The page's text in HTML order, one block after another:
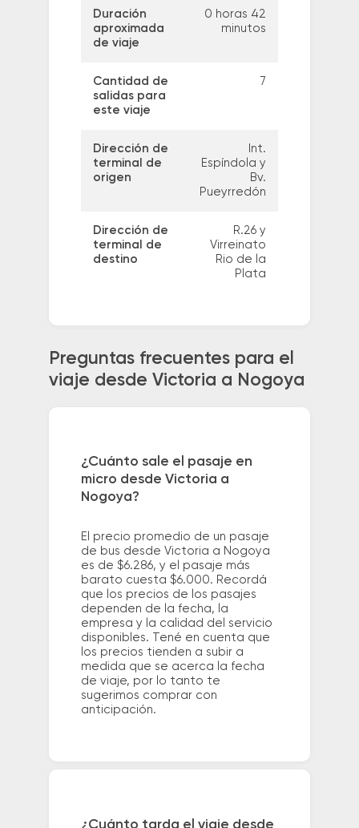
Duración
aproximada
de viaje
0 horas 42
minutos
Cantidad de
salidas para
este viaje
7
Dirección de
terminal de
origen
Int.
Espíndola y
Bv.
Pueyrredón
Dirección de
terminal de
destino
R.26 y
Virreinato
Rio de la
Plata
Preguntas frecuentes para el
viaje desde Victoria a Nogoya
¿Cuánto sale el pasaje en
micro desde Victoria a
Nogoya?
El precio promedio de un pasaje
de bus desde Victoria a Nogoya
es de $6.286, y el pasaje más
barato cuesta $6.000. Recordá
que los precios de los pasajes
dependen de la fecha, la
empresa y la calidad del servicio
disponibles. Tené en cuenta que
los precios tienden a subir a
medida que se acerca la fecha
de viaje, por lo tanto te
sugerimos comprar con
anticipación.
¿Cuánto tarda el viaje desde